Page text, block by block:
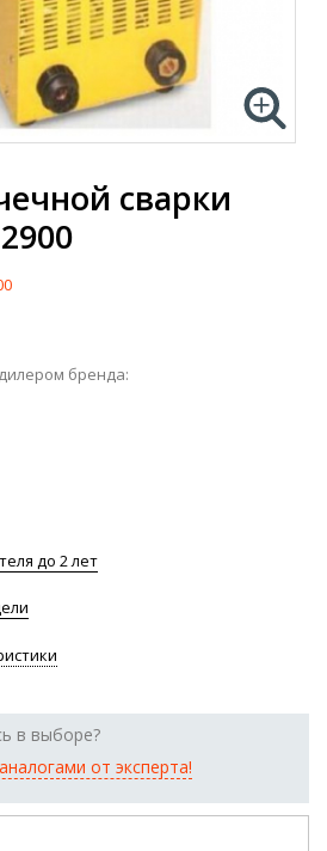
сварки
бренда:
до 2 лет
в выборе?
от эксперта!